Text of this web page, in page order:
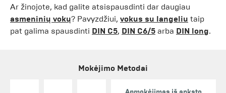
Ar žinojote, kad galite atsispausdinti dar daugiau
asmeninių vokų? Pavyzdžiui, vokus su langeliu taip
pat galima spausdinti DIN C5, DIN C6/5 arba DIN long.
Mokėjimo Metodai